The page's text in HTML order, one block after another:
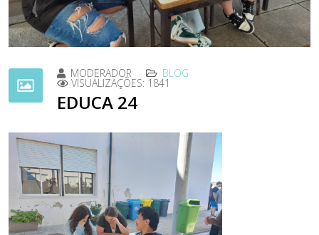
MODERADOR BLOG
VISUALIZAÇÕES: 1841
EDUCA 24